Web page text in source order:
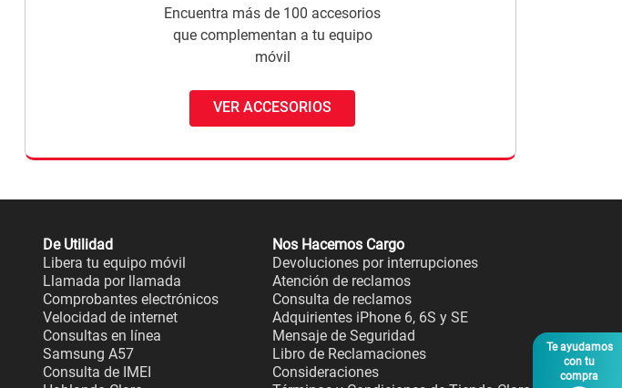
Te ayudamos
con tu
compra
Encuentra más de 100 accesorios
que complementan a tu equipo
móvil
VER ACCESORIOS
De Utilidad
Libera tu equipo móvil
Llamada por llamada
Comprobantes electrónicos
Velocidad de internet
Consultas en línea
Samsung A57
Consulta de IMEI
Nos Hacemos Cargo
Devoluciones por interrupciones
Atención de reclamos
Consulta de reclamos
Adquirientes iPhone 6, 6S y SE
Mensaje de Seguridad
Libro de Reclamaciones
Consideraciones